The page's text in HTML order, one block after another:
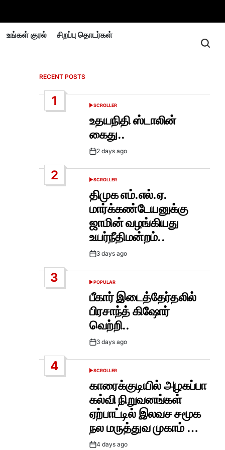
உங்கள் குரல் சிறப்பு தொடர்கள்
RECENT POSTS
1
POSTED
SCROLLER
உதயநிதி ஸ்டாலின்
கைது..
Post2 days ago
2
POSTED
SCROLLER
திமுக எம்.எல்.ஏ.
மார்க்கண்டேயனுக்கு
ஜாமின் வழங்கியது
உயர்நீதிமன்றம்..
Post3 days ago
3
POSTED
POPULAR
பீகார் இடைத்தேர்தலில்
பிரசாந்த் கிஷோர்
வெற்றி..
Post3 days ago
4
POSTED
SCROLLER
காரைக்குடியில் அழகப்பா
கல்வி நிறுவனங்கள்
ஏற்பாட்டில் இலவச சமூக
நல மருத்துவ முகாம் …
Post4 days ago